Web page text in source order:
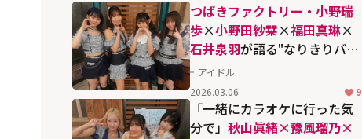
つばきファクトリー・小野瑞
歩×小野田紗栞×福田真琳×
石井泉羽が語る"なりきりバト
ル"の裏側...「シャッフルファ
クトリー2026」で暴露も
アイドル
2026.03.06
9
「一緒にカラオケに行った気
分で」 秋山眞緒×豫風瑠乃×